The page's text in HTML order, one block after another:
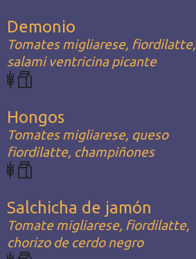
Demonio
Tomates migliarese, fiordilatte,
salami ventricina picante
Hongos
Tomates migliarese, queso
fiordilatte, champiñones
Salchicha de jamón
Tomate migliarese, fiordilatte,
chorizo de cerdo negro